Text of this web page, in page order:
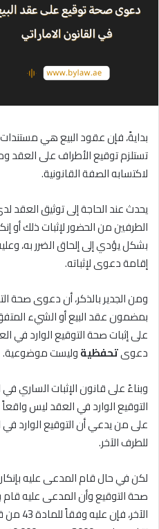
بدايةً، فإن عقود البيع هي
تستلزم توقيع الأطراف على العقد
لاكتسابه الصفة القانونية.
يحدث عند الحاجة إلى توثيق العقد
الطرفين من الحضور لإثبات ذلك أو
بشكل يؤدي إلى إلحاق الضرر به،
إقامة دعوى لإثباته.
ومن الجدير بالذكر، أن دعوى صحة
بمضمون عقد البيع أو الشيء
على إثبات صحة التوقيع الوارد في
دعوىتحفظيةوليست موضوعية.
وبناءً على قانون الإثبات الساري
التوقيع الوارد في العقد ليس
على من يدعي أن التوقيع الوارد
للطرف الآخر.
لكن في حال قام المدعى عليه
صحة التوقيع وأن المدعى عليه قام
الآخر،